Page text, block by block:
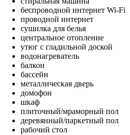
беспроводной интернет Wi-Fi
проводной интернет
сушилка для белья
центральное отопление
утюг с гладильной доской
водонагреватель
балкон
бассейн
металлическая дверь
домофон
шкаф
плиточный/мраморный пол
деревянный/паркетный пол
рабочий стол